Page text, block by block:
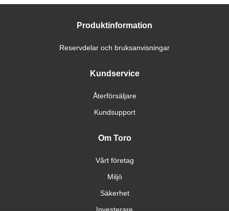
Produktinformation
Reservdelar och bruksanvisningar
Kundservice
Återförsäljare
Kundsupport
Om Toro
Vårt företag
Miljö
Säkerhet